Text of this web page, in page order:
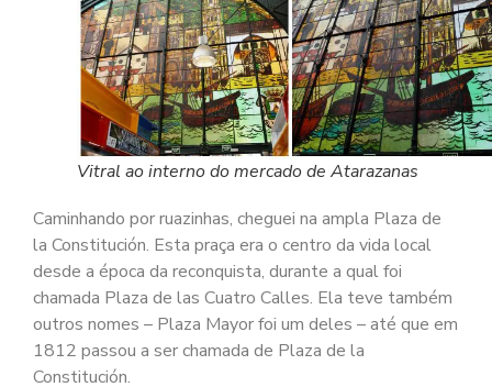
Vitral ao interno do mercado de Atarazanas
Caminhando por ruazinhas, cheguei na ampla Plaza de
la Constitución. Esta praça era o centro da vida local
desde a época da reconquista, durante a qual foi
chamada Plaza de las Cuatro Calles. Ela teve também
outros nomes – Plaza Mayor foi um deles – até que em
1812 passou a ser chamada de Plaza de la
Constitución.